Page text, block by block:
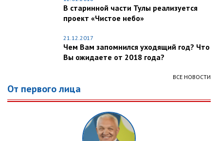
В старинной части Тулы реализуется
проект «Чистое небо»
21.12.2017
Чем Вам запомнился уходящий год? Что
Вы ожидаете от 2018 года?
ВСЕ НОВОСТИ
От первого лица